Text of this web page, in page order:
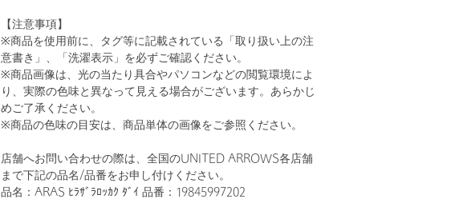
【注意事項】
※商品を使用前に、タグ等に記載されている「取り扱い上の注
意書き」、「洗濯表示」を必ずご確認ください。
※商品画像は、光の当たり具合やパソコンなどの閲覧環境によ
り、実際の色味と異なって見える場合がございます。あらかじ
めご了承ください。
※商品の色味の目安は、商品単体の画像をご参照ください。
店舗へお問い合わせの際は、全国のUNITED ARROWS各店舗
まで下記の品名/品番をお申し付けください。
品名：ARAS ﾋﾗｻﾞﾗﾛｯｶｸ ﾀﾞｲ 品番：19845997202